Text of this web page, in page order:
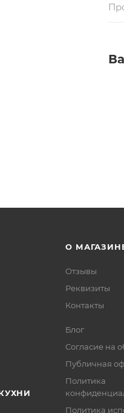
О
Отзывы
Реквизиты
Контакты
Блог
Согласие на
Публичная
Политика
Политика